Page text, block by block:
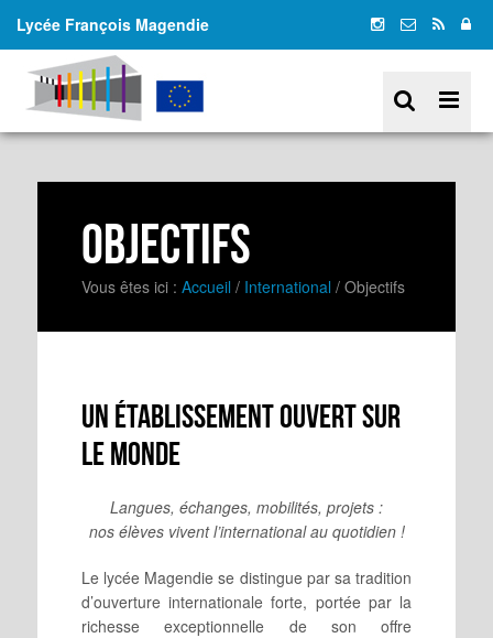
Lycée François Magendie
Objectifs
Vous êtes ici : Accueil / International / Objectifs
Un établissement ouvert sur
le monde
Langues, échanges, mobilités, projets :
nos élèves vivent l’international au quotidien !
Le lycée Magendie se distingue par sa tradition
d’ouverture internationale forte, portée par la
richesse exceptionnelle de son offre